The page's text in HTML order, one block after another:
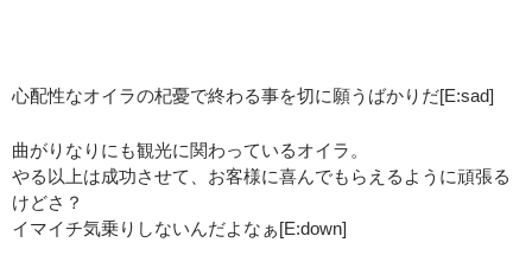
心配性なオイラの杞憂で終わる事を切に願うばかりだ[E:sad]
曲がりなりにも観光に関わっているオイラ。
やる以上は成功させて、お客様に喜んでもらえるように頑張る
けどさ？
イマイチ気乗りしないんだよなぁ[E:down]